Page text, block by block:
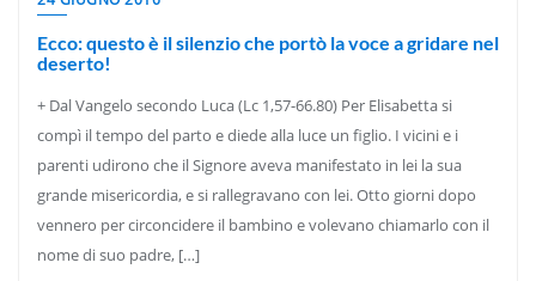
Ecco: questo è il silenzio che portò la voce a gridare nel
deserto!
+ Dal Vangelo secondo Luca (Lc 1,57-66.80) Per Elisabetta si
compì il tempo del parto e diede alla luce un figlio. I vicini e i
parenti udirono che il Signore aveva manifestato in lei la sua
grande misericordia, e si rallegravano con lei. Otto giorni dopo
vennero per circoncidere il bambino e volevano chiamarlo con il
nome di suo padre, […]